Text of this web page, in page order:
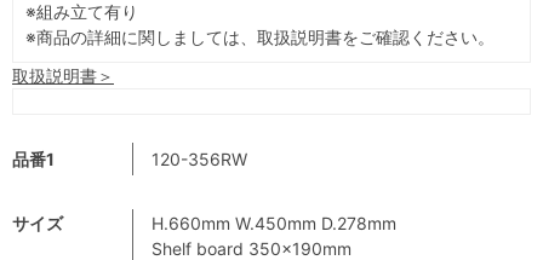
品番1 120-356RW
サイズ
H.660mm W.450mm D.278mm
Shelf board 350×190mm
※組み立て有り
※商品の詳細に関しましては、取扱説明書をご確認ください。
取扱説明書＞